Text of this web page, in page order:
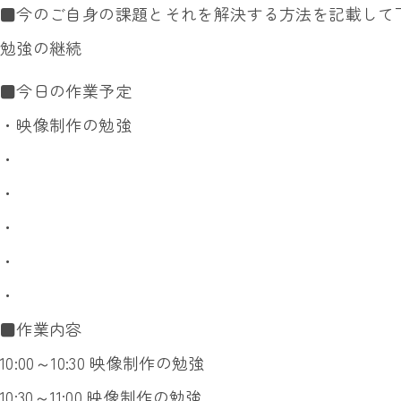
■今のご自身の課題とそれを解決する方法を記載して
勉強の継続
■今日の作業予定
・映像制作の勉強
・
・
・
・
・
■作業内容
10:00～10:30 映像制作の勉強
10:30～11:00 映像制作の勉強